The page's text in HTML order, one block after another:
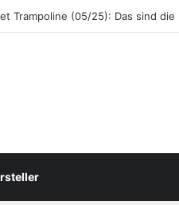
Trampoline (05/25): Das sind die